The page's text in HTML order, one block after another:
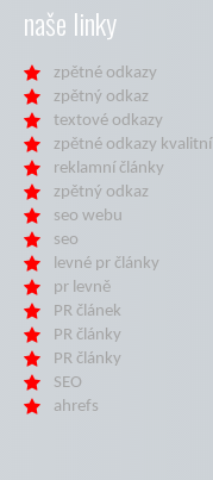
naše linky
zpětné odkazy
zpětný odkaz
textové odkazy
zpětné odkazy kvalitní
reklamní články
zpětný odkaz
seo webu
seo
levné pr články
pr levně
PR článek
PR články
PR články
SEO
ahrefs